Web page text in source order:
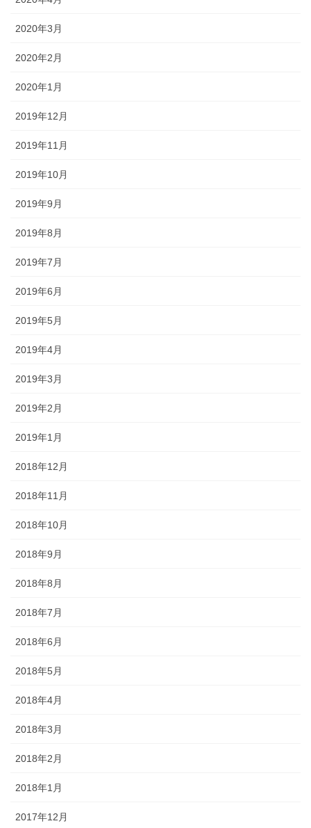
2020年3月
2020年2月
2020年1月
2019年12月
2019年11月
2019年10月
2019年9月
2019年8月
2019年7月
2019年6月
2019年5月
2019年4月
2019年3月
2019年2月
2019年1月
2018年12月
2018年11月
2018年10月
2018年9月
2018年8月
2018年7月
2018年6月
2018年5月
2018年4月
2018年3月
2018年2月
2018年1月
2017年12月